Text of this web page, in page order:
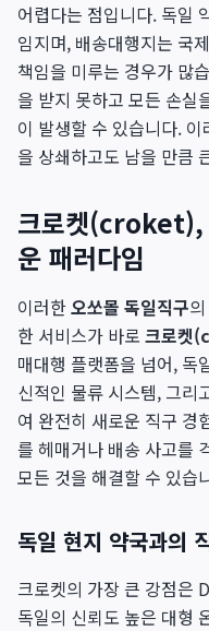
어렵다는 점입니다. 독일
임지며, 배송대행지는 국
책임을 미루는 경우가 많
을 받지 못하고 모든 손실
이 발생할 수 있습니다.
을 상쇄하고도 남을 만큼
크로켓(croket),
운 패러다임
이러한오쏘몰 독일직구
한 서비스가 바로 크로켓
매대행 플랫폼을 넘어, 독
신적인 물류 시스템, 그리
여 완전히 새로운 직구 경
를 헤매거나 배송 사고를
모든 것을 해결할 수 있습
독일 현지 약국과의
크로켓의 가장 큰 강점
독일의 신뢰도 높은 대형